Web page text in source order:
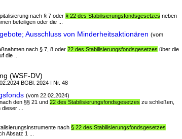
nach § 7 oder § 22 des Stabilisierungsfondsgesetzes neben
beteiligen oder die ...
Ausschluss von Minderheitsaktionären (vom
nach § 7, 8 oder 22 des Stabilisierungsfondsgesetzes über die
die ...
(WSF-DV)
BGBl. 2024 I Nr. 48
(vom 22.02.2024)
den §§ 21 und 22 des Stabilisierungsfondsgesetzes zu schließen,
...
nach § 22 des Stabilisierungsfondsgesetzes
Absatz 1 ...